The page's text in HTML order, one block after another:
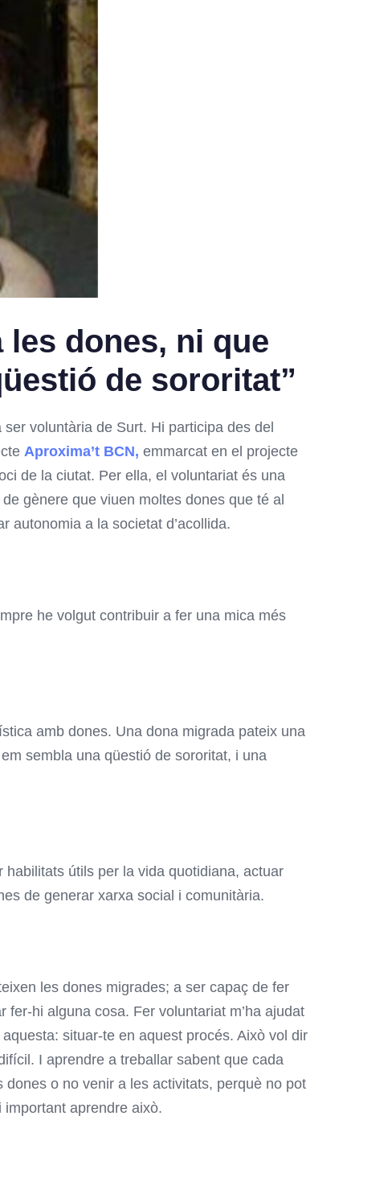
les dones, ni que
de sororitat”
voluntària de Surt. Hi participa des del
Aproxima’t BCN, emmarcat en el projecte
de la ciutat. Per ella, el voluntariat és una
gènere que viuen moltes dones que té al
autonomia a la societat d’acollida.
he volgut contribuir a fer una mica més
amb dones. Una dona migrada pateix una
sembla una qüestió de sororitat, i una
útils per la vida quotidiana, actuar
de generar xarxa social i comunitària.
les dones migrades; a ser capaç de fer
fer-hi alguna cosa. Fer voluntariat m’ha ajudat
situar-te en aquest procés. Això vol dir
I aprendre a treballar sabent que cada
o no venir a les activitats, perquè no pot
aprendre això.